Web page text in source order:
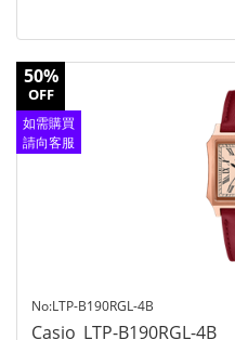
50%
OFF
如需購買
請向客服
No:LTP-B190RGL-4B
Casio_LTP-B190RGL-4B